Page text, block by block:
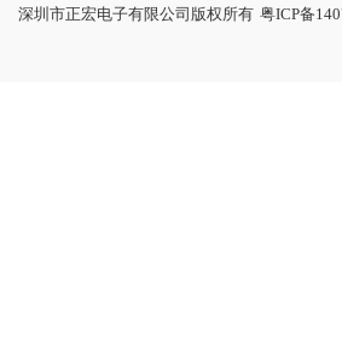
深圳市正宏电子有限公司版权所有 粤ICP备